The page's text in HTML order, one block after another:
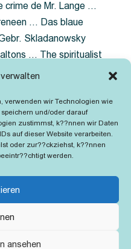
verwenden wir Technologien wie
und/oder darauf
zustimmst, k??nnen wir Daten
auf dieser Website verarbeiten.
oder zur??ckziehst, k??nnen
werden.
ansehen
crime de Mr. Lange …
… Das blaue
Skladanowsky
… The spiritualist
… The Song of the
ist die Heide …
nicht …